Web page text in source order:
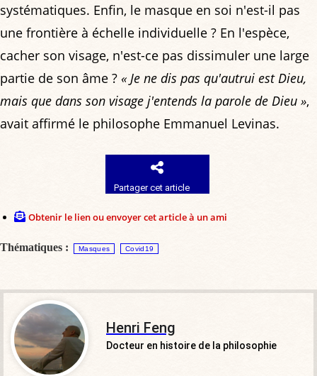
systématiques. Enfin, le masque en soi n'est-il pas
une frontière à échelle individuelle ? En l'espèce,
cacher son visage, n'est-ce pas dissimuler une large
partie de son âme ? « Je ne dis pas qu'autrui est Dieu,
mais que dans son visage j'entends la parole de Dieu »,
avait affirmé le philosophe Emmanuel Levinas.
Partager cet article
Obtenir le lien ou envoyer cet article à un ami
Thématiques : Masques Covid19
Henri Feng
Docteur en histoire de la philosophie